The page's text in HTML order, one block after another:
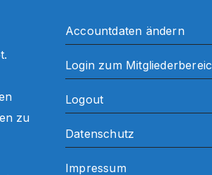
zu
Accountdaten ändern
Login zum
Logout
Datenschutz
Impressum